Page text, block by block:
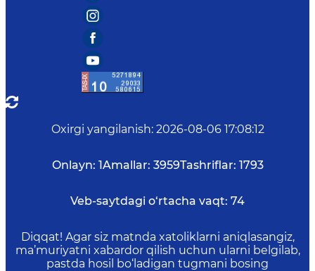
Oxirgi yangilanish: 2026-08-06 17:08:12
Onlayn: 1Amallar: 3959Tashriflar: 1793
Veb-saytdagi o‘rtacha vaqt: 74
Diqqat! Agar siz matnda xatoliklarni aniqlasangiz,
ma’muriyatni xabardor qilish uchun ularni belgilab,
pastda hosil bo‘ladigan tugmani bosing